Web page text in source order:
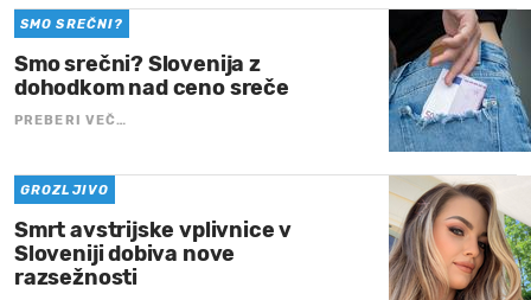
SMO SREČNI?
Smo srečni? Slovenija z
dohodkom nad ceno sreče
PREBERI VEČ…
GROZLJIVO
Smrt avstrijske vplivnice v
Sloveniji dobiva nove
razsežnosti